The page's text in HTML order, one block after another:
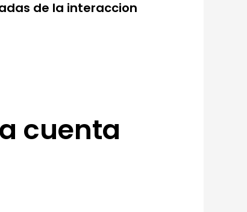
de la interaccion
cuenta